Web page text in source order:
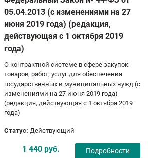
05.04.2013 (с изменениями на 27
июня 2019 года) (редакция,
действующая с 1 октября 2019
года)
О контрактной системе в сфере закупок
товаров, работ, услуг для обеспечения
государственных и муниципальных нужд (с
изменениями на 27 июня 2019 года)
(редакция, действующая с 1 октября 2019
года)
Статус: Действующий
1 440 руб. Подробности